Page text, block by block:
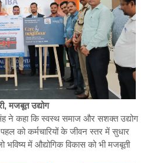
मजबूत उद्योग
ने कहा कि स्वस्थ समाज और सशक्त उद्योग
को कर्मचारियों के जीवन स्तर में सुधार
भविष्य में औद्योगिक विकास को भी मजबूती